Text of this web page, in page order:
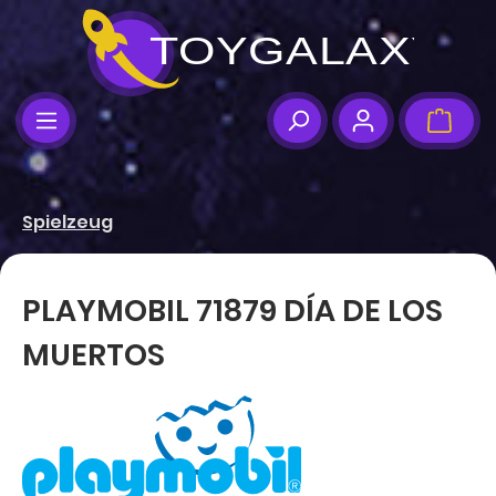
Zum Hauptinhalt springen
Spielzeug
PLAYMOBIL 71879 DÍA DE LOS
MUERTOS